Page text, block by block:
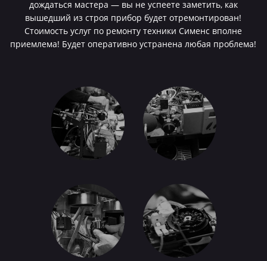
дождаться мастера — вы не успеете заметить, как
вышедший из строя прибор будет отремонтирован!
Стоимость услуг по ремонту техники Сименс вполне
приемлема! Будет оперативно устранена любая проблема!